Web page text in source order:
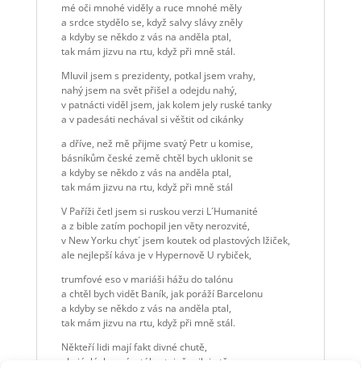
mé oči mnohé viděly a ruce mnohé měly
a srdce stydělo se, když salvy slávy zněly
a kdyby se někdo z vás na anděla ptal,
tak mám jizvu na rtu, když při mně stál.
Mluvil jsem s prezidenty, potkal jsem vrahy,
nahý jsem na svět přišel a odejdu nahý,
v patnácti viděl jsem, jak kolem jely ruské tanky
a v padesáti nechával si věštit od cikánky
a dříve, než mě přijme svatý Petr u komise,
básníkům české země chtěl bych uklonit se
a kdyby se někdo z vás na anděla ptal,
tak mám jizvu na rtu, když při mně stál
V Paříži četl jsem si ruskou verzi L´Humanité
a z bible zatím pochopil jen věty nerozvité,
v New Yorku chyt´ jsem koutek od plastových lžiček,
ale nejlepší káva je v Hypernově U rybiček,
trumfové eso v mariáši hážu do talónu
a chtěl bych vidět Baník, jak poráží Barcelonu
a kdyby se někdo z vás na anděla ptal,
tak mám jizvu na rtu, když při mně stál.
Někteří lidi mají fakt divné chutě,
ale já, lásko má, stále stejně miluju tě,